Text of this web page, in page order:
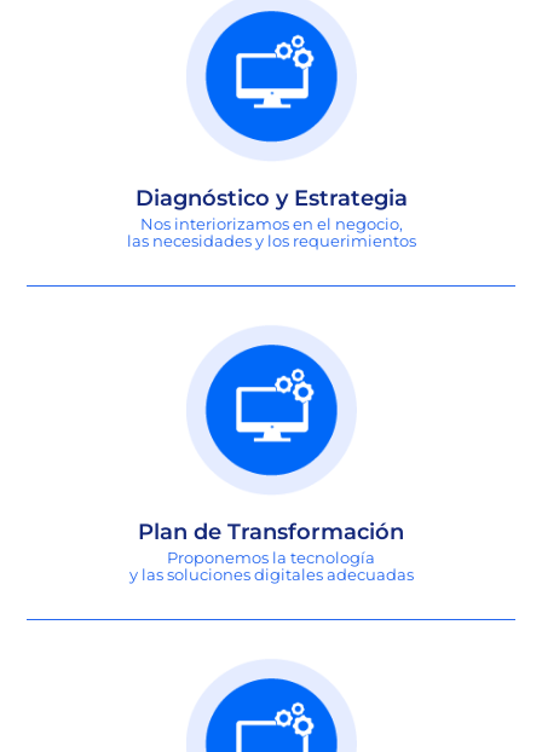
Diagnóstico y Estrategia
Nos interiorizamos en el negocio,
las necesidades y los requerimientos
Plan de Transformación
Proponemos la tecnología
y las soluciones digitales adecuadas